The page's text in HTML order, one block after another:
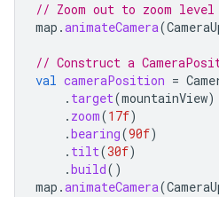
// Zoom out to zoom
map .animateCamera(
// Construct a
val cameraPosition =
. target(mountainView)
. zoom(17f)
.bearing(90f)
. tilt(30f)
.build()
map .animateCamera(